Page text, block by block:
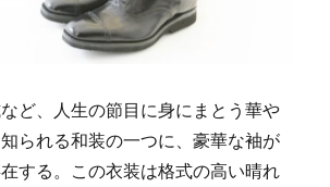
ど、人生の節目に身にまとう華や
られる和装の一つに、豪華な袖が
する。 この衣装は格式の高い晴れ